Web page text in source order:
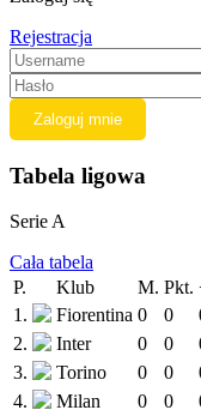
Rejestracja
Tabela ligowa
Serie A
Cała tabela
P.
Klub M. Pkt.
1.
Fiorentina 0 0
2.
Inter 0 0
3.
Torino 0 0
4.
Milan 0 0